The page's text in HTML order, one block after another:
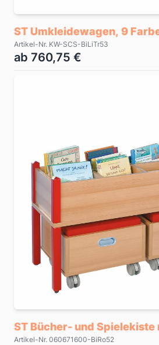
ST Umkleidewagen, 9
Artikel-Nr. KW-SCS-BiLiTr53
ab 760,75 €
ST Bücher- und Spielekiste
Artikel-Nr. 060671600-BiRo52